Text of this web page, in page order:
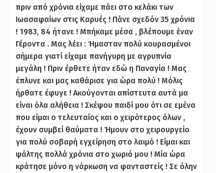
πριν από χρόνια είχαμε πάει στο κελάκι των
Ιωασαφαίων στις Καρυές ! Πάνε σχεδόν 35 χρόνια
! 1983, 84 ήτανε ! Μπήκαμε μέσα , βλέπουμε έναν
Γέροντα . Μας λέει : Ήμασταν πολύ κουρασμένοι
σήμερα γιατί είχαμε πανήγυρη με αγρυπνία
μεγάλη ! Πριν έρθετε ήταν εδώ η Παναγία ! Μας
έπλυνε και μας καθάρισε για ώρα πολύ ! Μόλις
ήρθατε έφυγε ! Ακούγονται απίστευτα αυτά μα
είναι όλα αλήθεια ! Σκέψου παιδί μου ότι σε εμένα
που είμαι ο τελευταίος και ο χειρότερος όλων ,
έχουν συμβεί θαύματα ! Ήμουν στο χειρουργείο
για πολύ σοβαρή εγχείρηση στο λαιμό ! Είμαι και
ψάλτης πολλά χρόνια στο χωριό μου ! Μία ώρα
κράτησε μόνο η νάρκωση να φανταστείς ! Σε όλην